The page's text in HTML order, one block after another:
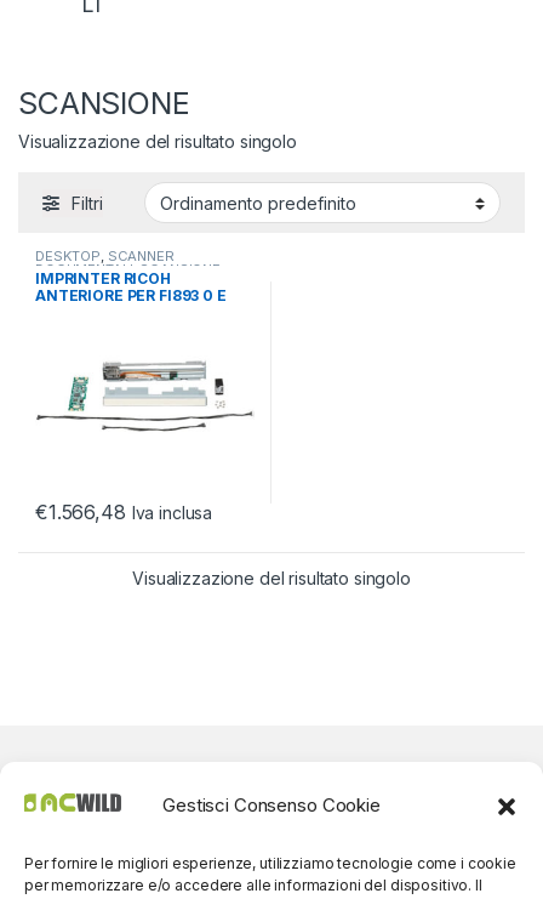
Gestisci Consenso Cookie
Per fornire le migliori esperienze, utilizziamo tecnologie come i cookie
per memorizzare e/o accedere alle informazioni del dispositivo. Il
SCANSIONE
Visualizzazione del risultato singolo
Filtri
DESKTOP, SCANNER
DOCUMENTALI,SCANSIONE
IMPRINTER RICOH
ANTERIORE PER FI893 0 E
€1.566,48 Iva inclusa
Visualizzazione del risultato singolo